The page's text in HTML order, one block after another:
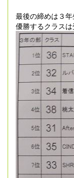
最後の締めは３年
優勝するクラス